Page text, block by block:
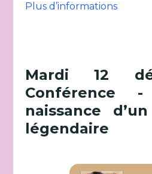
Plus d’informations
Mardi 12
Conférence -
naissance
légendaire